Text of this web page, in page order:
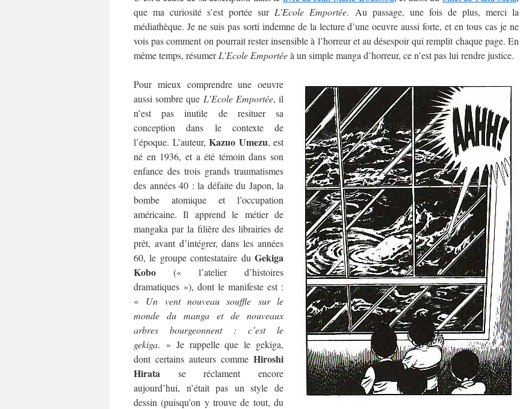
que ma curiosité s’est portée sur L’Ecole Emportée. Au passage, une fois de plus, merci la
médiathèque. Je ne suis pas sorti indemne de la lecture d’une oeuvre aussi forte, et en tous cas je ne
vois pas comment on pourrait rester insensible à l’horreur et au désespoir qui remplit chaque page. En
même temps, résumerL’Ecole Emportéeà un simple manga d’horreur, ce n’est pas lui rendre justice.
Pour mieux comprendre une oeuvre
aussi sombre que L’Ecole Emportée, il
n’est pas inutile de resituer sa
conception dans le contexte de
l’époque. L’auteur, Kazuo Umezu, est
né en 1936, et a été témoin dans son
enfance des trois grands traumatismes
des années 40 : la défaite du Japon, la
bombe atomique et l’occupation
américaine. Il apprend le métier de
mangaka par la filière des librairies de
prêt, avant d’intégrer, dans les années
60, le groupe contestataire du Gekiga
Kobo (« l’atelier d’histoires
dramatiques »), dont le manifeste est :
« Un vent nouveau souffle sur le
monde du manga et de nouveaux
arbres bourgeonnent : c’est le
gekiga. » Je rappelle que le gekiga,
dont certains auteurs comme Hiroshi
Hirata se réclament encore
aujourd’hui, n’était pas un style de
dessin (puisqu’on y trouve de tout, du